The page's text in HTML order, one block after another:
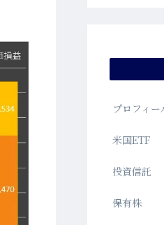
プロフィー
米国ETF
投資信託
保有株